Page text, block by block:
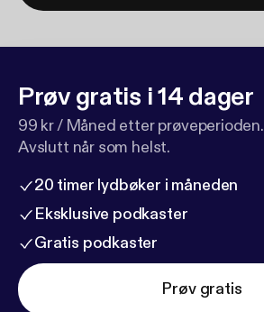
Prøv gratis i 14 dager
99 kr / Måned etter prøveperioden.
Avslutt når som helst.
20 timer lydbøker i måneden
Eksklusive podkaster
Gratis podkaster
Prøv gratis